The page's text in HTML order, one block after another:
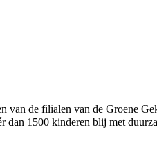
van de filialen van de Groene
dan 1500 kinderen blij met